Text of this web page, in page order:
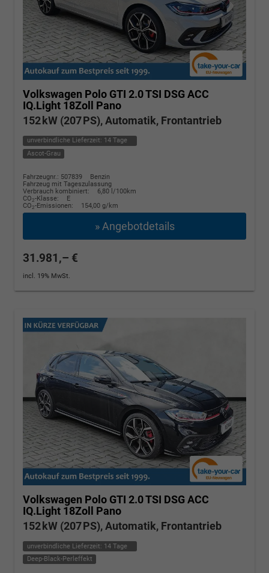
Volkswagen Polo GTI 2.0 TSI DSG ACC
IQ.Light 18Zoll Pano
152 kW (207 PS), Automatik, Frontantrieb
unverbindliche Lieferzeit: 14 Tage
Ascot-Grau
Fahrzeugnr.: 507839
Benzin
Fahrzeug mit Tageszulassung
Verbrauch kombiniert:
6,80 l/100km
CO2-Klasse:
E
CO2-Emissionen: 154,00 g/km
» Angebotdetails
31.981,– €
incl. 19% MwSt.
Volkswagen Polo GTI 2.0 TSI DSG ACC
IQ.Light 18Zoll Pano
152 kW (207 PS), Automatik, Frontantrieb
unverbindliche Lieferzeit: 14 Tage
Deep-Black-Perleffekt